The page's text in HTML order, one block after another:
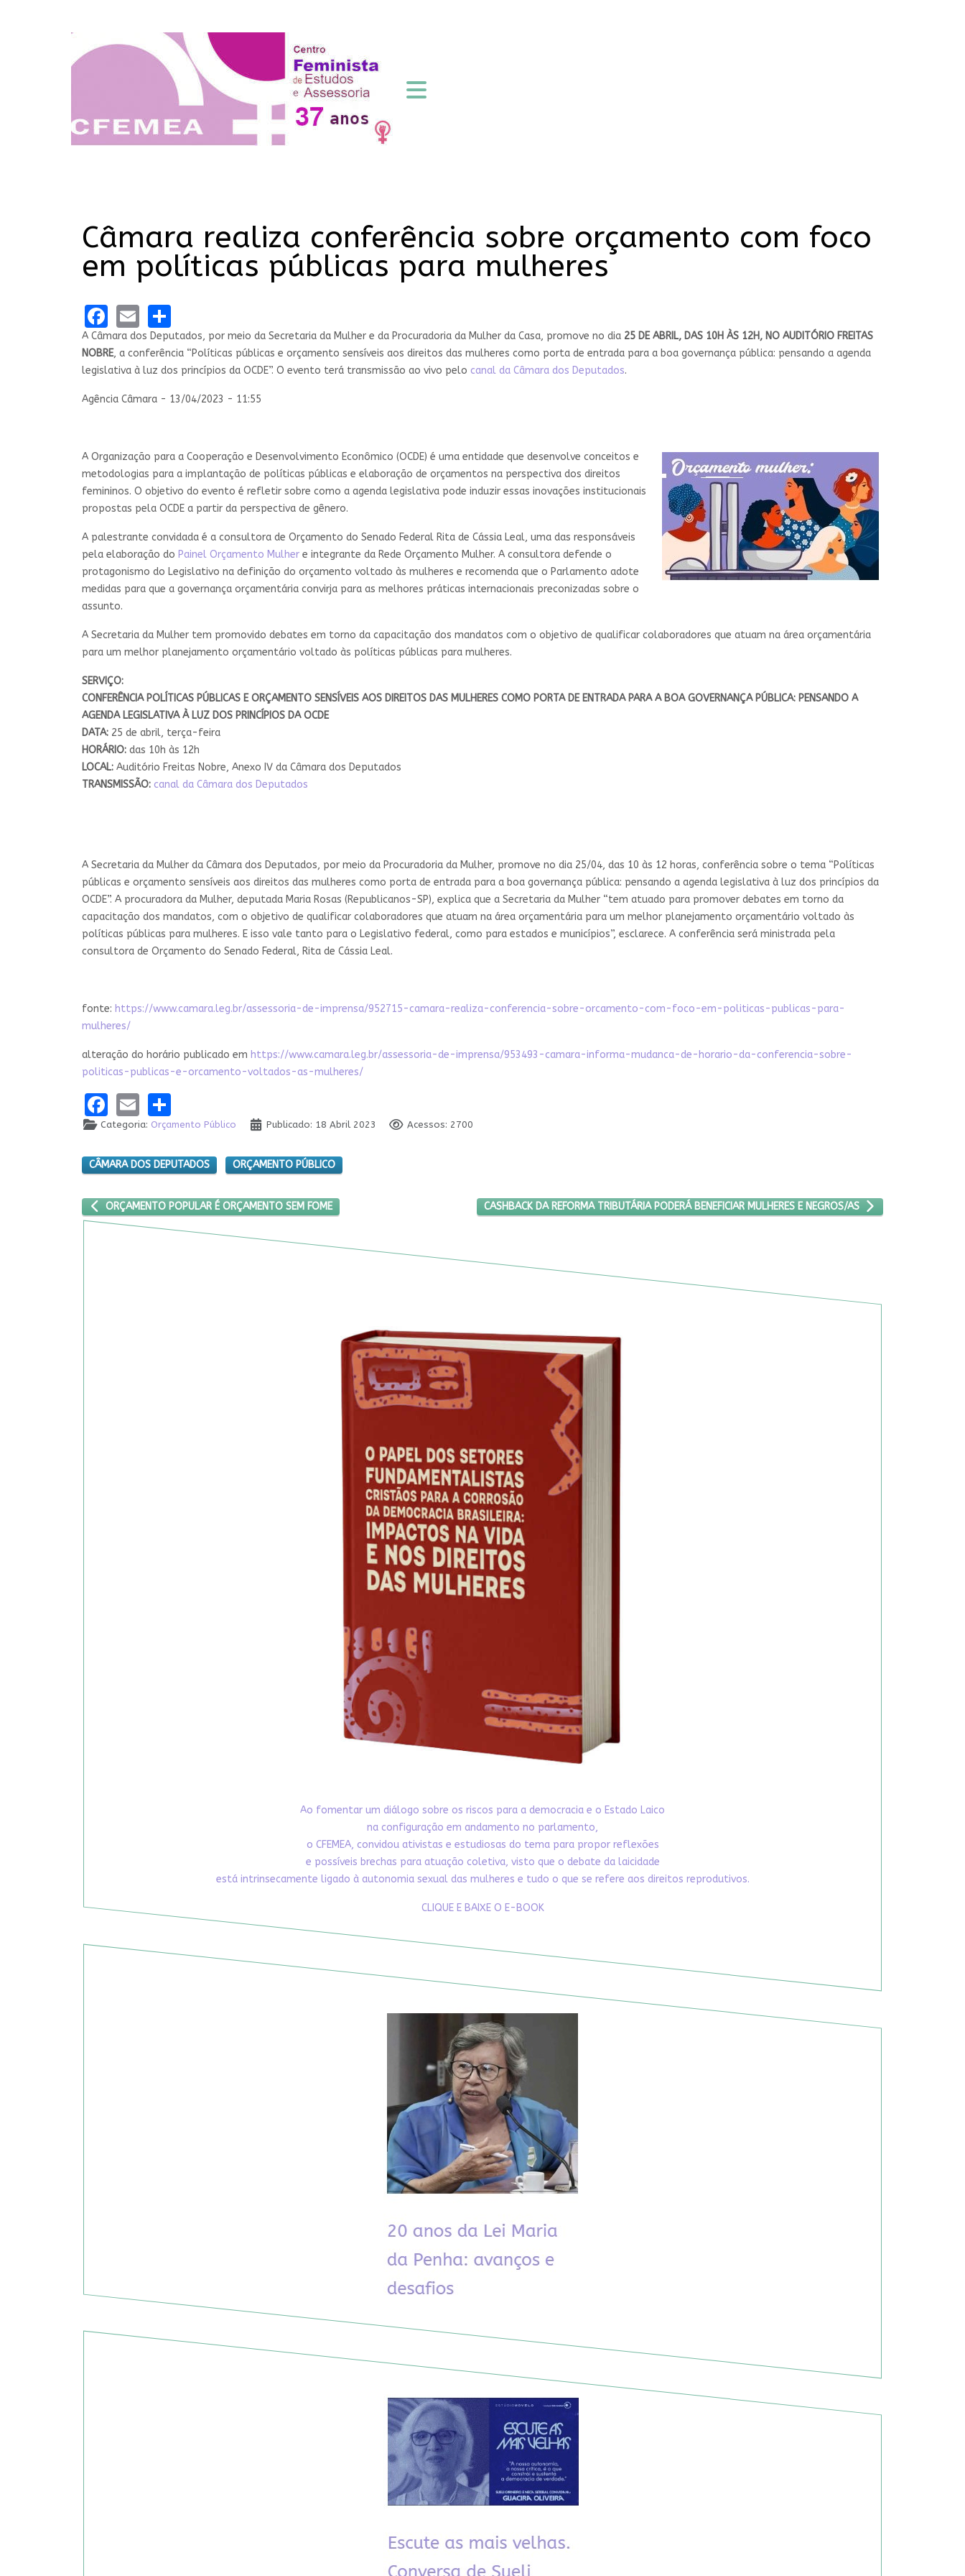
Câmara realiza conferência sobre orçamento com foco
em políticas públicas para mulheres
Facebook
Email
A Câmara dos Deputados, por meio da Secretaria da Mulher e da Procuradoria da Mulher da Casa, promove no dia 25 DE ABRIL, DAS 10H ÀS 12H, NO AUDITÓRIO FREITAS
NOBRE, a conferência “Políticas públicas e orçamento sensíveis aos direitos das mulheres como porta de entrada para a boa governança pública: pensando a agenda
legislativa à luz dos princípios da OCDE”. O evento terá transmissão ao vivo pelo canal da Câmara dos Deputados.
Agência Câmara - 13/04/2023 - 11:55
A Organização para a Cooperação e Desenvolvimento Econômico (OCDE) é uma entidade que desenvolve conceitos e
metodologias para a implantação de políticas públicas e elaboração de orçamentos na perspectiva dos direitos
femininos. O objetivo do evento é refletir sobre como a agenda legislativa pode induzir essas inovações institucionais
propostas pela OCDE a partir da perspectiva de gênero.
A palestrante convidada é a consultora de Orçamento do Senado Federal Rita de Cássia Leal, uma das responsáveis
pela elaboração do Painel Orçamento Mulher e integrante da Rede Orçamento Mulher. A consultora defende o
protagonismo do Legislativo na definição do orçamento voltado às mulheres e recomenda que o Parlamento adote
medidas para que a governança orçamentária convirja para as melhores práticas internacionais preconizadas sobre o
assunto.
A Secretaria da Mulher tem promovido debates em torno da capacitação dos mandatos com o objetivo de qualificar colaboradores que atuam na área orçamentária
para um melhor planejamento orçamentário voltado às políticas públicas para mulheres.
SERVIÇO:
CONFERÊNCIA POLÍTICAS PÚBLICAS E ORÇAMENTO SENSÍVEIS AOS DIREITOS DAS MULHERES COMO PORTA DE ENTRADA PARA A BOA GOVERNANÇA PÚBLICA: PENSANDO A
AGENDA LEGISLATIVA À LUZ DOS PRINCÍPIOS DA OCDE
DATA: 25 de abril, terça-feira
HORÁRIO: das 10h às 12h
LOCAL: Auditório Freitas Nobre, Anexo IV da Câmara dos Deputados
TRANSMISSÃO: canal da Câmara dos Deputados
A Secretaria da Mulher da Câmara dos Deputados, por meio da Procuradoria da Mulher, promove no dia 25/04, das 10 às 12 horas, conferência sobre o tema “Políticas
públicas e orçamento sensíveis aos direitos das mulheres como porta de entrada para a boa governança pública: pensando a agenda legislativa à luz dos princípios da
OCDE”. A procuradora da Mulher, deputada Maria Rosas (Republicanos-SP), explica que a Secretaria da Mulher “tem atuado para promover debates em torno da
capacitação dos mandatos, com o objetivo de qualificar colaboradores que atuam na área orçamentária para um melhor planejamento orçamentário voltado às
políticas públicas para mulheres. E isso vale tanto para o Legislativo federal, como para estados e municípios”, esclarece. A conferência será ministrada pela
consultora de Orçamento do Senado Federal, Rita de Cássia Leal.
fonte: https://www.camara.leg.br/assessoria-de-imprensa/952715-camara-realiza-conferencia-sobre-orcamento-com-foco-em-politicas-publicas-para-
mulheres/
alteração do horário publicado em https://www.camara.leg.br/assessoria-de-imprensa/953493-camara-informa-mudanca-de-horario-da-conferencia-sobre-
politicas-publicas-e-orcamento-voltados-as-mulheres/
Facebook
Email
Categoria: Orçamento Público Publicado: 18 Abril 2023 Acessos: 2700
CÂMARA DOS DEPUTADOS ORÇAMENTO PÚBLICO
ARTIGO ANTERIOR: ORÇAMENTO POPULAR É ORÇAMENTO SEM FOME
ORÇAMENTO POPULAR É ORÇAMENTO SEM FOME PRÓXIMO ARTIGO: CASHBACK DA REFORMA TRIBUTÁRIA PODERÁ BENEFICIAR MULHERES E NEGROS/AS
CASHBACK DA REFORMA TRIBUTÁRIA PODERÁ BENEFICIAR MULHERES E NEGROS/AS
Ao fomentar um diálogo sobre os riscos para a democracia e o Estado Laico
na configuração em andamento no parlamento,
o CFEMEA, convidou ativistas e estudiosas do tema para propor reflexões
e possíveis brechas para atuação coletiva, visto que o debate da laicidade
está intrinsecamente ligado à autonomia sexual das mulheres e tudo o que se refere aos direitos reprodutivos.
CLIQUE E BAIXE O E-BOOK